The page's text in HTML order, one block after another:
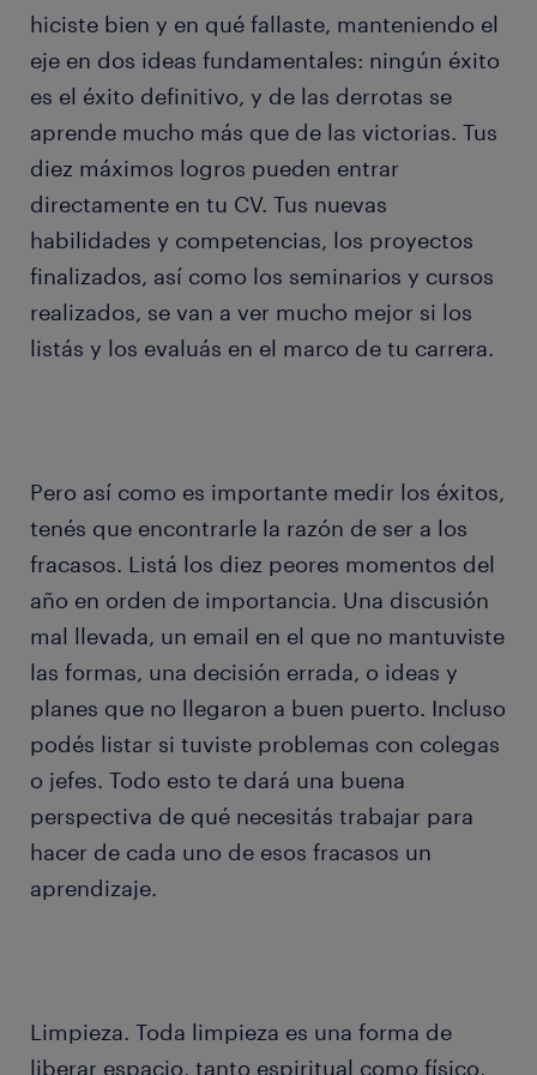
hiciste bien y en qué fallaste, manteniendo el
eje en dos ideas fundamentales: ningún éxito
es el éxito definitivo, y de las derrotas se
aprende mucho más que de las victorias. Tus
diez máximos logros pueden entrar
directamente en tu CV. Tus nuevas
habilidades y competencias, los proyectos
finalizados, así como los seminarios y cursos
realizados, se van a ver mucho mejor si los
listás y los evaluás en el marco de tu carrera.
Pero así como es importante medir los éxitos,
tenés que encontrarle la razón de ser a los
fracasos. Listá los diez peores momentos del
año en orden de importancia. Una discusión
mal llevada, un email en el que no mantuviste
las formas, una decisión errada, o ideas y
planes que no llegaron a buen puerto. Incluso
podés listar si tuviste problemas con colegas
o jefes. Todo esto te dará una buena
perspectiva de qué necesitás trabajar para
hacer de cada uno de esos fracasos un
aprendizaje.
Limpieza. Toda limpieza es una forma de
liberar espacio, tanto espiritual como físico,